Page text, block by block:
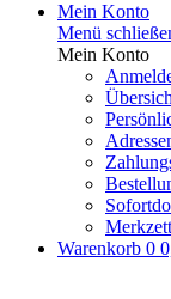
Mein Konto
Menü
Mein Konto
Warenkorb 0